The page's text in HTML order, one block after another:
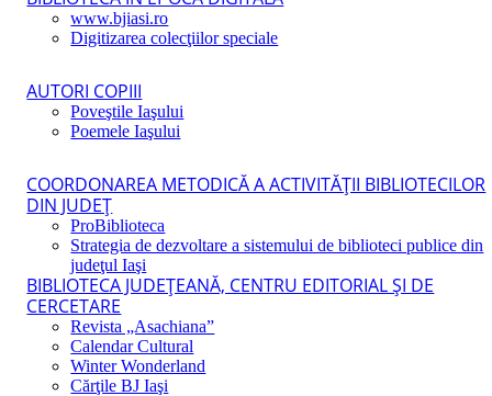
www.bjiasi.ro
Digitizarea colecţiilor speciale
AUTORI COPIII
Poveştile Iaşului
Poemele Iaşului
COORDONAREA METODICĂ A ACTIVITĂŢII BIBLIOTECILOR
DIN JUDEŢ
ProBiblioteca
Strategia de dezvoltare a sistemului de biblioteci publice din
judeţul Iaşi
BIBLIOTECA JUDEŢEANĂ, CENTRU EDITORIAL ŞI DE
CERCETARE
Revista „Asachiana”
Calendar Cultural
Winter Wonderland
Cărţile BJ Iaşi